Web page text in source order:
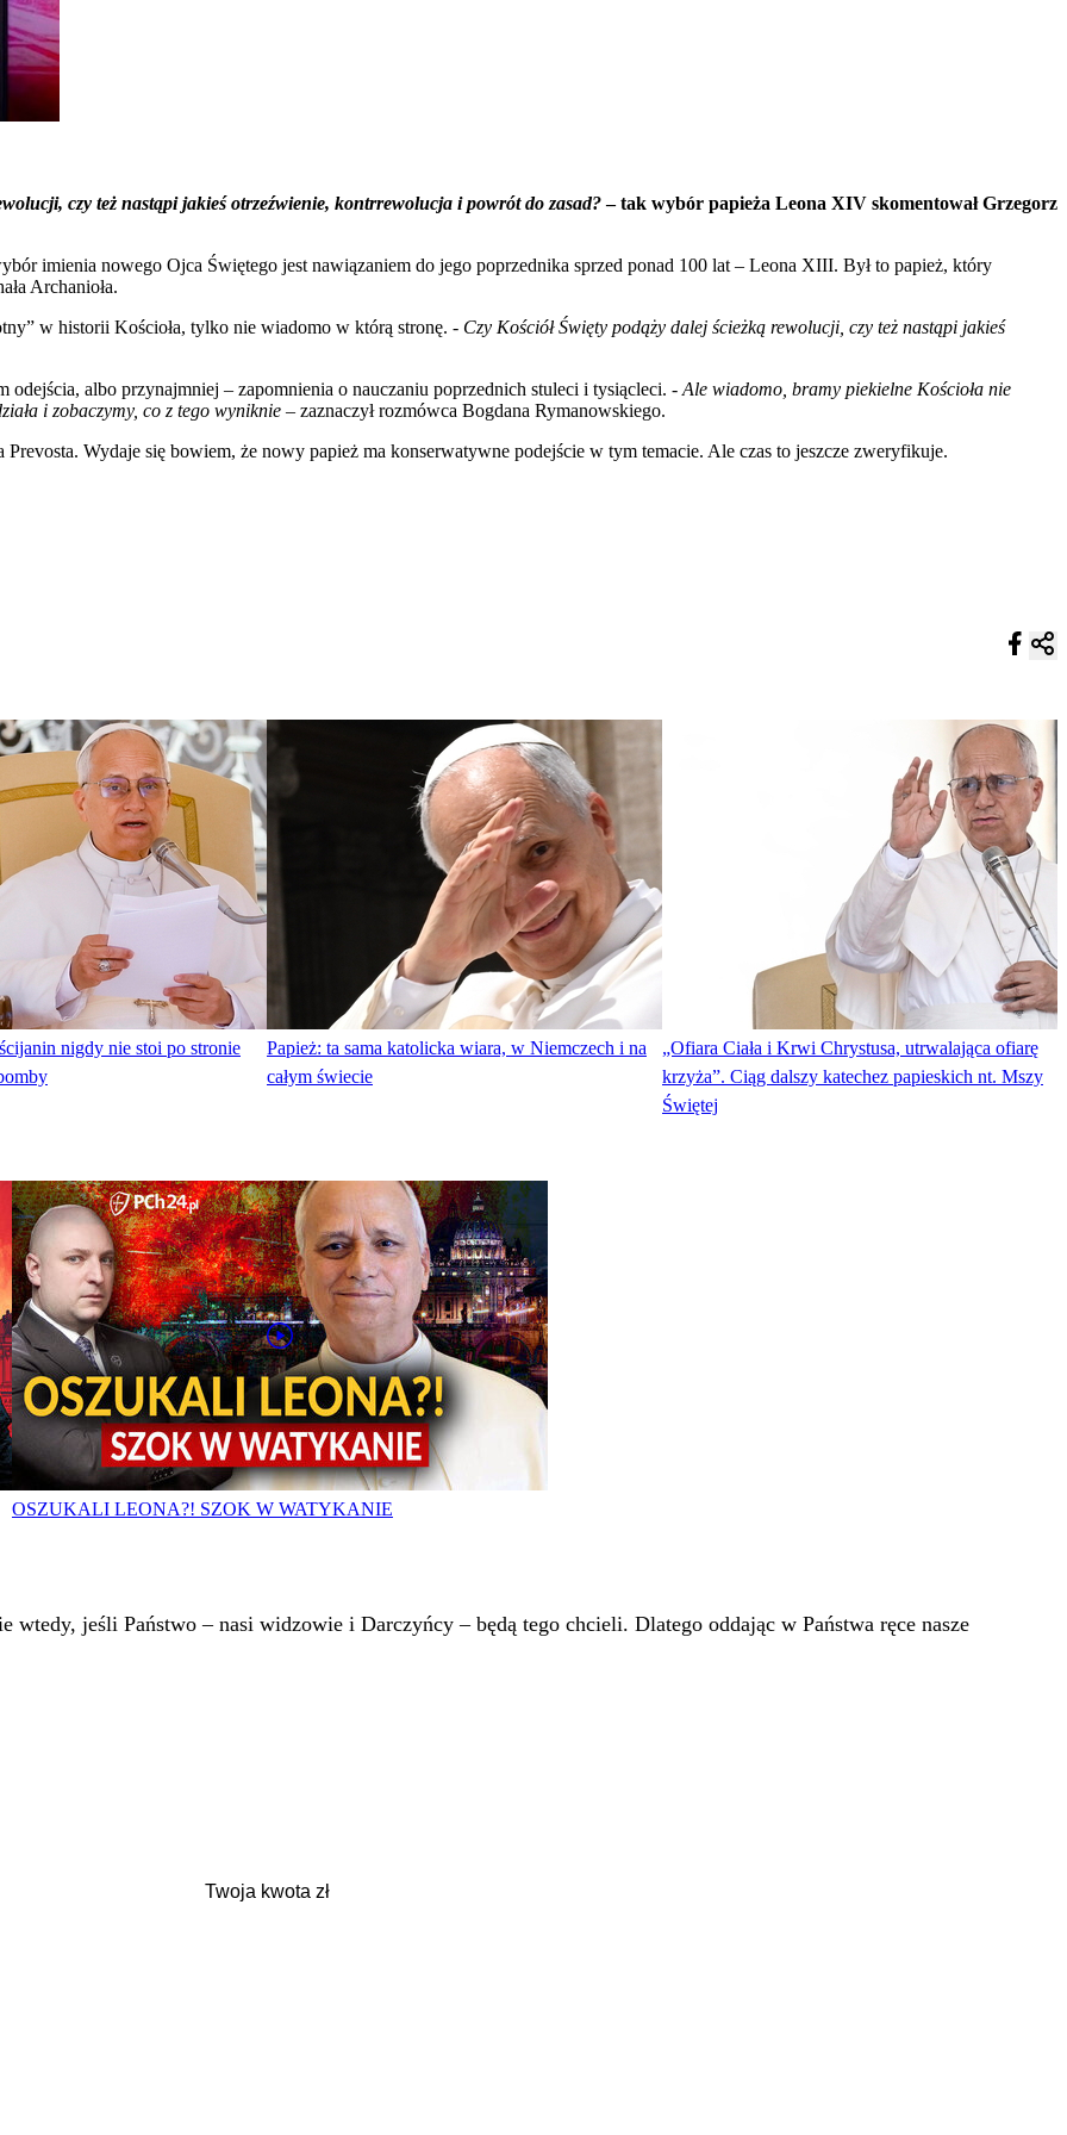
czy też nastąpi jakieś otrzeźwienie, kontrrewolucja i powrót do zasad?– tak wybór papieża Leona XIV skomentował Grzegorz
imienia nowego Ojca Świętego jest nawiązaniem do jego poprzednika sprzed ponad 100 lat – Leona XIII. Był to papież, który
Archanioła.
w historii Kościoła, tylko nie wiadomo w którą stronę. - Czy Kościół Święty podąży dalej ścieżką rewolucji, czy też nastąpi jakieś
odejścia, albo przynajmniej – zapomnienia o nauczaniu poprzednich stuleci i tysiącleci. - Ale wiadomo, bramy piekielne Kościoła nie
i zobaczymy, co z tego wyniknie – zaznaczył rozmówca Bogdana Rymanowskiego.
Wydaje się bowiem, że nowy papież ma konserwatywne podejście w tym temacie. Ale czas to jeszcze zweryfikuje.
nigdy nie stoi po stronie
Papież: ta sama katolicka wiara, w Niemczech i na
całym świecie
„Ofiara Ciała i Krwi Chrystusa, utrwalająca ofiarę
krzyża”. Ciąg dalszy katechez papieskich nt. Mszy
Świętej
OSZUKALI LEONA?! SZOK W WATYKANIE
wtedy, jeśli Państwo – nasi widzowie i Darczyńcy – będą tego chcieli. Dlatego oddając w Państwa ręce nasze